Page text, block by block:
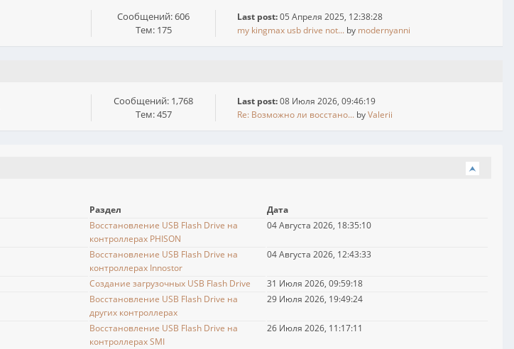
Сообщений: 606
Тем: 175
Last post:05 Апреля 2025, 12:38:28
my kingmax usb drive not... by modernyanni
Сообщений: 1,768
Тем: 457
Last post:08 Июля 2026, 09:46:19
Re: Возможно ли восстано... byValerii
Раздел
Дата
Восстановление USB Flash Drive на
контроллерах PHISON
04 Августа 2026, 18:35:10
Восстановление USB Flash Drive на
контроллерах Innostor
04 Августа 2026, 12:43:33
Создание загрузочных USB Flash Drive
31 Июля 2026, 09:59:18
Восстановление USB Flash Drive на
других контроллерах
29 Июля 2026, 19:49:24
Восстановление USB Flash Drive на
контроллерах SMI
26 Июля 2026, 11:17:11